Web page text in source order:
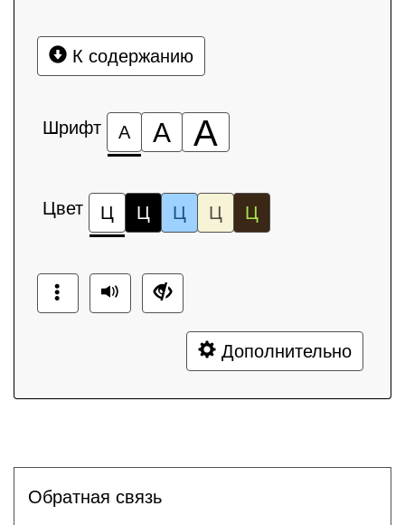
К содержанию
Шрифт А А А
Цвет Ц Ц Ц Ц Ц
Дополнительно
Обратная связь